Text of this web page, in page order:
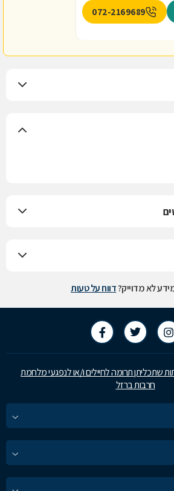
072-2169689
לא מדוייק?דווח על טעות
שתכליתן תרומה לחיילים ו/או לנפגעי מלחמת
חרבות ברזל